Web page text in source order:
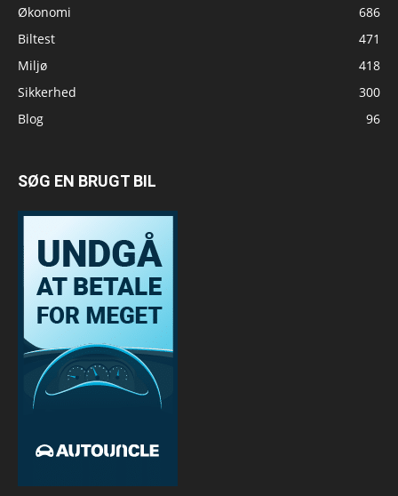
Økonomi
686
Biltest
471
Miljø
418
Sikkerhed
300
Blog
96
SØG EN BRUGT BIL